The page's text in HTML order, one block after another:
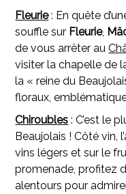
Fleurie: En quête
souffle sur Fleurie,
de vous arrêter au
visiter la chapelle de
la « reine du
floraux,
Chiroubles : C’est le
Beaujolais ! Côté vin,
vins légers et sur le
promenade, profitez
alentours pour